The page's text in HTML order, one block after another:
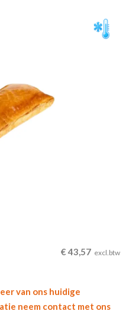
€ 43,57 excl.btw
van ons huidige
neem contact met ons